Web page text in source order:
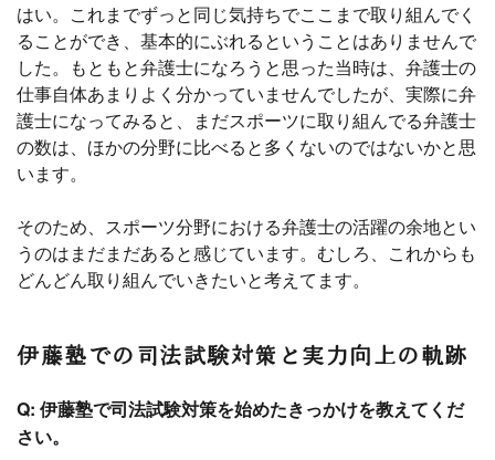
はい。これまでずっと同じ気持ちでここまで取り組んでく
ることができ、基本的にぶれるということはありませんで
した。もともと弁護士になろうと思った当時は、弁護士の
仕事自体あまりよく分かっていませんでしたが、実際に弁
護士になってみると、まだスポーツに取り組んでる弁護士
の数は、ほかの分野に比べると多くないのではないかと思
います。
そのため、スポーツ分野における弁護士の活躍の余地とい
うのはまだまだあると感じています。むしろ、これからも
どんどん取り組んでいきたいと考えてます。
伊藤塾での司法試験対策と実力向上の軌跡
Q: 伊藤塾で司法試験対策を始めたきっかけを教えてくだ
さい。